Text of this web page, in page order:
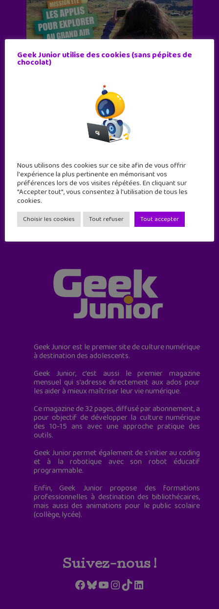
Abonne-toi !
11 numéros par an
JE M'ABONNE !
Geek Junior est le premier site de culture numérique
à destination des adolescents.
Geek Junior, c’est aussi le premier magazine
mensuel qui s’adresse directement aux ados pour
les aider à mieux maîtriser leur vie numérique.
Ce magazine de 32 pages, diffusé par abonnement, a
pour objectif de développer la culture numérique
des 10-15 ans avec une approche pratique des
outils.
Geek Junior permet également de s'initier au coding
et à la robotique avec son robot éducatif
programmable.
Enfin, Geek Junior propose des formations
professionnelles à destination des bibliothécaires,
mais aussi des animations pour le public scolaire
(collège, lycée).
Suivez-nous !
Facebook
Bluesky
YouTube
Instagram
TikTokLinkedIn
Geek Junior utilise des cookies (sans pépites de
chocolat)
Nous utilisons des cookies sur ce site afin de vous offrir
l'expérience la plus pertinente en mémorisant vos
préférences lors de vos visites répétées. En cliquant sur
"Accepter tout", vous consentez à l'utilisation de tous les
cookies.
Choisir les cookies Tout refuser Tout accepter